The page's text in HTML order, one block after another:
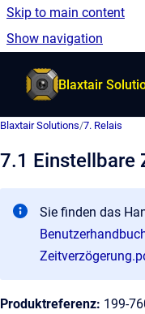
Skip to main content
Show navigation
Go to homepage
Blaxtair
Blaxtair Solutions/7. Relais
7.1 Einstellbare
Sie finden das
Produktreferenz: 199-